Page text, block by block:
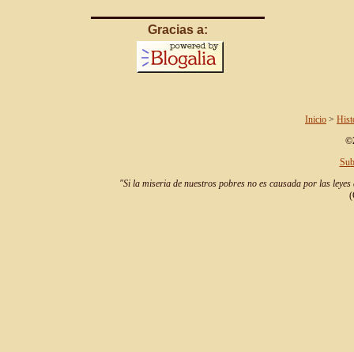
Gracias a:
Inicio >
"Si la miseria de nuestros pobres no es causada por las